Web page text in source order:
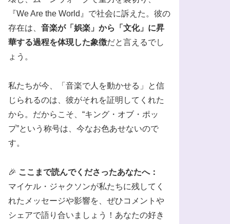
『We Are the World』で社会に訴えた。彼の
存在は、 音楽が「娯楽」から「文化」に昇
華する過程を体現した象徴だと言えるでし
ょう。
私たちが今、「音楽で人を動かせる」と信
じられるのは、彼がそれを証明してくれた
から。だからこそ、“キング・オブ・ポッ
プ”という称号は、今なお色あせないので
す。
🎉 ここまで読んでくださったあなたへ：
マイケル・ジャクソンが私たちに残してく
れたメッセージや影響を、ぜひコメントや
シェアで語り合いましょう！あなたの好き